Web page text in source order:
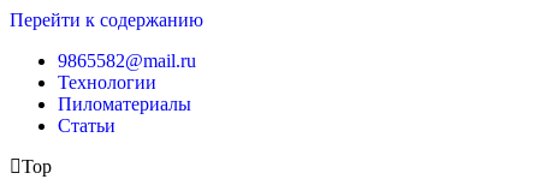
Перейти к содержанию
9865582@mail.ru
Технологии
Пиломатериалы
Статьи
Top